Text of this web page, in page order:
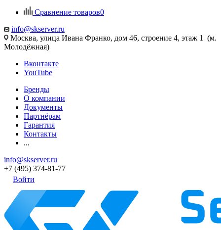
Сравнение товаров0
info@skserver.ru
Москва, улица Ивана Франко, дом 46, строение 4, этаж 1 (м.
Молодёжная)
Вконтакте
YouTube
Бренды
О компании
Документы
Партнёрам
Гарантия
Контакты
...
info@skserver.ru
+7 (495) 374-81-77
Войти